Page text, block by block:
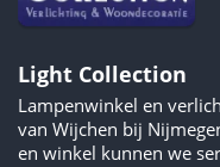
Light Collection
Lampenwinkel en
van Wijchen bij
en winkel kunnen we